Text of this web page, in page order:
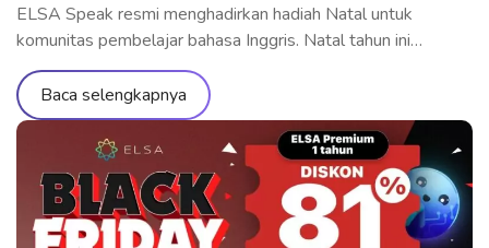
ELSA Speak resmi menghadirkan hadiah Natal untuk
komunitas pembelajar bahasa Inggris. Natal tahun ini
menjadi momen yang tepat untuk berinvestasi secara serius
dalam meningkatkan kemampuan pelafalan dan komunikasi
bahasa Inggris dengan biaya yang optimal—kesempatan
yang jarang hadir sepanjang tahun. Program ini berlaku untuk
paket belajar ELSA Pro dan ELSA Premium, membantu
Anda meningkatkan kemampuan berbicara […]
Baca selengkapnya